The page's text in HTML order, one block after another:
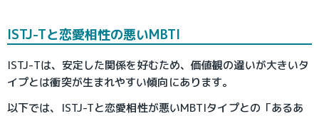
ISTJ-Tと恋愛相性の悪いMBTI
ISTJ-Tは、安定した関係を好むため、価値観の違いが大きいタ
イプとは衝突が生まれやすい傾向にあります。
以下では、ISTJ-Tと恋愛相性が悪いMBTIタイプとの「あるあ